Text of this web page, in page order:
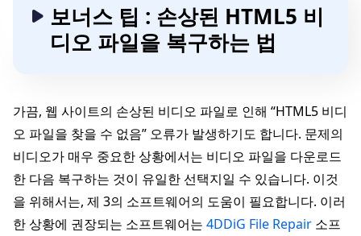
보너스 팁 : 손상된 HTML5 비
디오 파일을 복구하는 법
가끔, 웹 사이트의 손상된 비디오 파일로 인해 “HTML5 비디
오 파일을 찾을 수 없음” 오류가 발생하기도 합니다. 문제의
비디오가 매우 중요한 상황에서는 비디오 파일을 다운로드
한 다음 복구하는 것이 유일한 선택지일 수 있습니다. 이것
을 위해서는, 제 3의 소프트웨어의 도움이 필요합니다. 이러
한 상황에 권장되는 소프트웨어는 4DDiG File Repair 소프